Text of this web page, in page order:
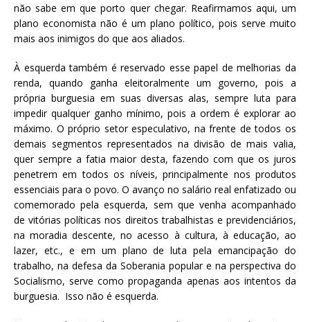
não sabe em que porto quer chegar. Reafirmamos aqui, um
plano economista não é um plano político, pois serve muito
mais aos inimigos do que aos aliados.
À esquerda também é reservado esse papel de melhorias da
renda, quando ganha eleitoralmente um governo, pois a
própria burguesia em suas diversas alas, sempre luta para
impedir qualquer ganho mínimo, pois a ordem é explorar ao
máximo. O próprio setor especulativo, na frente de todos os
demais segmentos representados na divisão de mais valia,
quer sempre a fatia maior desta, fazendo com que os juros
penetrem em todos os níveis, principalmente nos produtos
essenciais para o povo. O avanço no salário real enfatizado ou
comemorado pela esquerda, sem que venha acompanhado
de vitórias políticas nos direitos trabalhistas e previdenciários,
na moradia descente, no acesso à cultura, à educação, ao
lazer, etc., e em um plano de luta pela emancipação do
trabalho, na defesa da Soberania popular e na perspectiva do
Socialismo, serve como propaganda apenas aos intentos da
burguesia. Isso não é esquerda.